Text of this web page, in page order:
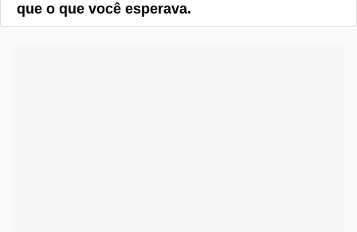
que o que você esperava.